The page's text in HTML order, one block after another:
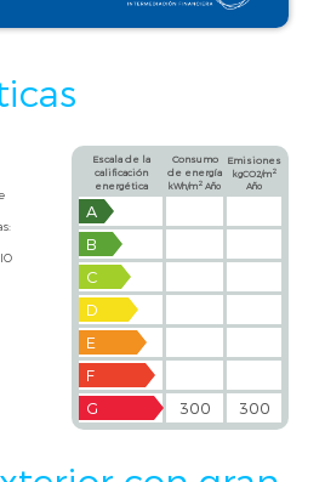
Escala de la
calificación
energética
Consumo
de energía
kWh/m2 Año
Emisiones
kgCO2/m 2
Año
A
B
C
D
E
F
G
300 300